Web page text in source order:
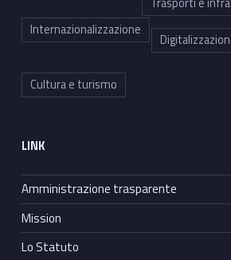
Internazionalizzazione
Cultura e turismo
LINK
Amministrazione trasparente
Mission
Lo Statuto